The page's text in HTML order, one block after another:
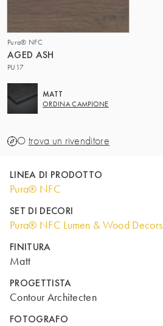
Pura® NFC
AGED ASH
PU17
MATT
ORDINA CAMPIONE
O trova un rivenditore
LINEA DI PRODOTTO
Pura® NFC
SET DI DECORI
Pura® NFC Lumen & Wood Decors
FINITURA
Matt
PROGETTISTA
Contour Architecten
FOTOGRAFO